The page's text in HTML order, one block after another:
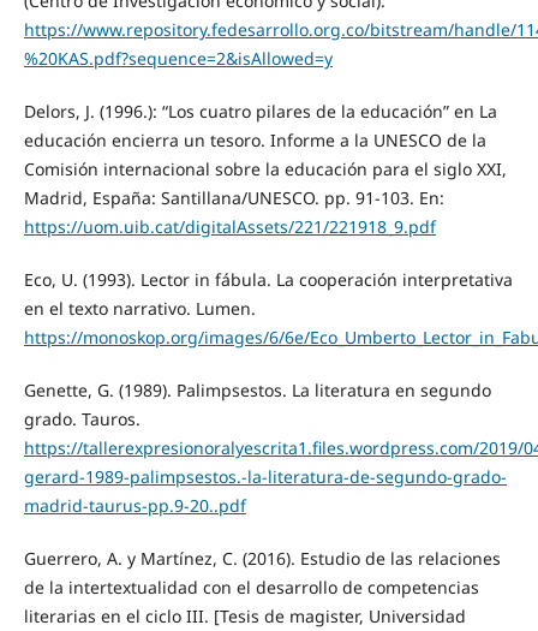
https://www.repository.fedesarrollo.org.co/bitstream/handle/
%20KAS.pdf?sequence=2&isAllowed=y
Delors, J. (1996.): “Los cuatro pilares de la educación” en La
educación encierra un tesoro. Informe a la UNESCO de la
Comisión internacional sobre la educación para el siglo XXI,
Madrid, España: Santillana/UNESCO. pp. 91-103. En:
https://uom.uib.cat/digitalAssets/221/221918_9.pdf
Eco, U. (1993). Lector in fábula. La cooperación interpretativa
en el texto narrativo. Lumen.
https://monoskop.org/images/6/6e/
Genette, G. (1989). Palimpsestos. La literatura en segundo
grado. Tauros.
https://tallerexpresionoralyescrita1.files.wordpress.com/2019/
gerard-1989-palimpsestos.-la-literatura-de-segundo-grado-
madrid-taurus-pp.9-20..pdf
Guerrero, A. y Martínez, C. (2016). Estudio de las relaciones
de la intertextualidad con el desarrollo de competencias
literarias en el ciclo III. [Tesis de magister, Universidad